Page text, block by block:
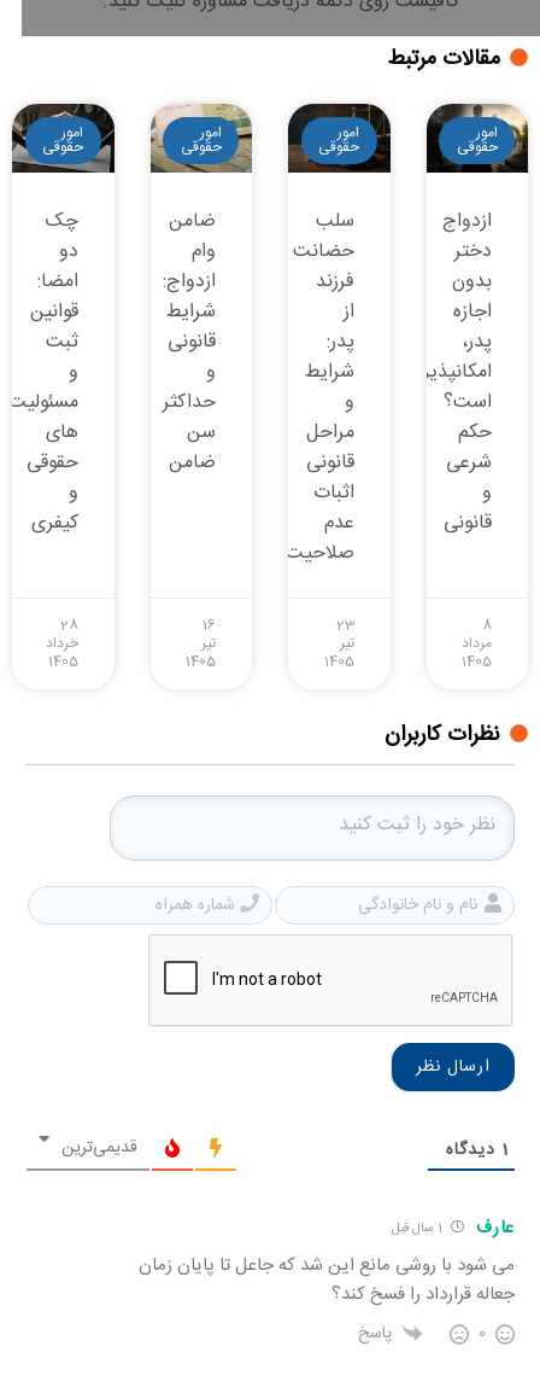
مقالات مرتبط
امور
حقوقی
ازدواج
دختر
بدون
اجازه
پدر،
امکانپذیر
است؟
حکم
شرعی
و
قانونی
8
مرداد
1405
امور
حقوقی
سلب
حضانت
فرزند
از
پدر:
شرایط
و
مراحل
قانونی
اثبات
عدم
صلاحیت
23
تیر
1405
امور
حقوقی
ضامن
وام
ازدواج:
شرایط
قانونی
و
حداکثر
سن
ضامن
16
تیر
1405
امور
حقوقی
چک
دو
امضا:
قوانین
ثبت
و
مسئولیت
های
حقوقی
و
کیفری
28
خرداد
1405
نظرات کاربران
نام
و
نام
1 دیدگاه قدیمی‌ترین
عارف
می شود با روشی مانع این شد که جاعل تا پایان زمان
جعاله قرارداد را فسخ کند؟
0 پاسخ